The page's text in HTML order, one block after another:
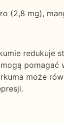
(2,8 mg),
redukuje
może